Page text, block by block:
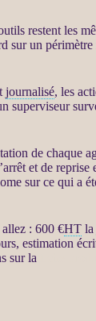
restent les
sur un périmètre
journalisé, les
superviseur
de chaque
et de reprise
sur ce qui a
: 600 €HTla
estimation
sur la